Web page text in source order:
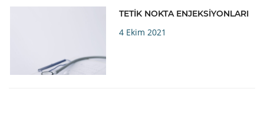
TETİK NOKTA ENJEKSİYONLARI
4 Ekim 2021